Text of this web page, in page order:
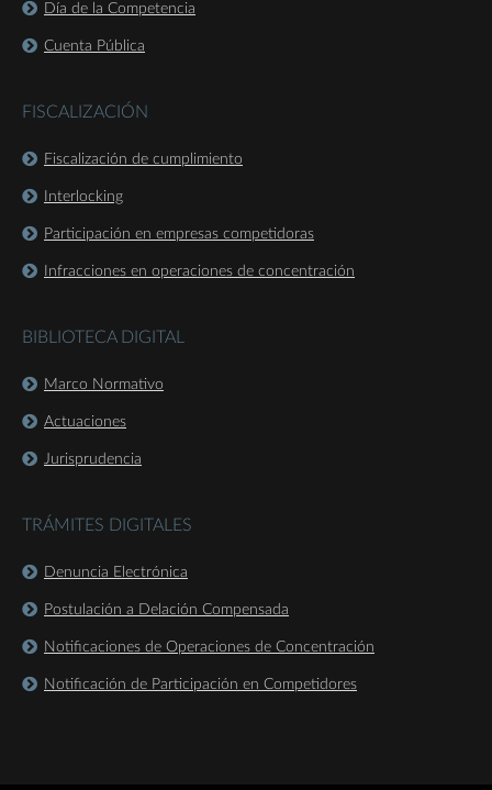
Día de la Competencia
Cuenta Pública
FISCALIZACIÓN
Fiscalización de cumplimiento
Interlocking
Participación en empresas competidoras
Infracciones en operaciones de concentración
BIBLIOTECA DIGITAL
Marco Normativo
Actuaciones
Jurisprudencia
TRÁMITES DIGITALES
Denuncia Electrónica
Postulación a Delación Compensada
Notificaciones de Operaciones de Concentración
Notificación de Participación en Competidores